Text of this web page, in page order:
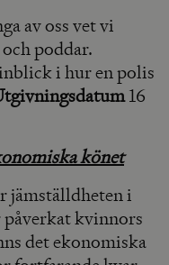
av oss vet vi
poddar.
i hur en polis
16
könet
jämställdheten i
kvinnors
det ekonomiska